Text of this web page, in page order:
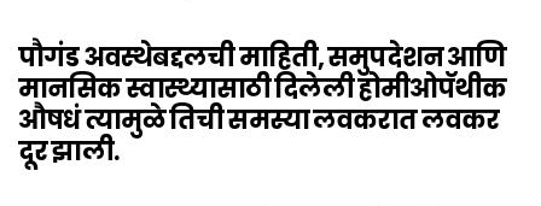
पौगंड अवस्थेबद्दलची माहिती, समुपदेशन आणि
मानसिक स्वास्थ्यासाठी दिलेली होमीओपॅथीक
औषधं त्यामुळे तिची समस्या लवकरात लवकर
दूर झाली.